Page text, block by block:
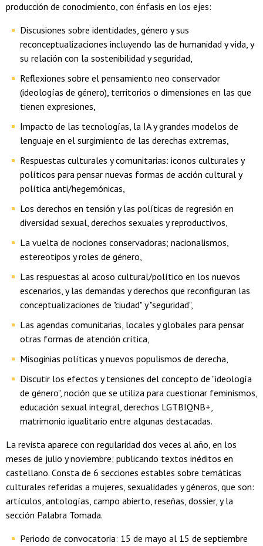
producción de conocimiento, con énfasis en los ejes:
Discusiones sobre identidades, género y sus
reconceptualizaciones incluyendo las de humanidad y vida, y
su relación con la sostenibilidad y seguridad,
Reflexiones sobre el pensamiento neo conservador
(ideologías de género), territorios o dimensiones en las que
tienen expresiones,
Impacto de las tecnologías, la IA y grandes modelos de
lenguaje en el surgimiento de las derechas extremas,
Respuestas culturales y comunitarias: iconos culturales y
políticos para pensar nuevas formas de acción cultural y
política anti/hegemónicas,
Los derechos en tensión y las políticas de regresión en
diversidad sexual, derechos sexuales y reproductivos,
La vuelta de nociones conservadoras; nacionalismos,
estereotipos y roles de género,
Las respuestas al acoso cultural/político en los nuevos
escenarios, y las demandas y derechos que reconfiguran las
conceptualizaciones de "ciudad" y "seguridad",
Las agendas comunitarias, locales y globales para pensar
otras formas de atención crítica,
Misoginias políticas y nuevos populismos de derecha,
Discutir los efectos y tensiones del concepto de "ideología
de género", noción que se utiliza para cuestionar feminismos,
educación sexual integral, derechos LGTBIQNB+,
matrimonio igualitario entre algunas destacadas.
La revista aparece con regularidad dos veces al año, en los
meses de julio y noviembre; publicando textos inéditos en
castellano. Consta de 6 secciones estables sobre temáticas
culturales referidas a mujeres, sexualidades y géneros, que son:
artículos, antologías, campo abierto, reseñas, dossier, y la
sección Palabra Tomada.
Periodo de convocatoria: 15 de mayo al 15 de septiembre